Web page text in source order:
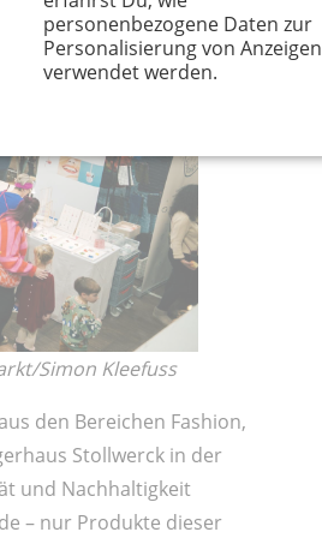
personenbezogene Daten zur
Personalisierung von Anzeigen
verwendet werden.
Simon Kleefuss
den Bereichen Fashion,
Stollwerck in der
und Nachhaltigkeit
– nur Produkte dieser